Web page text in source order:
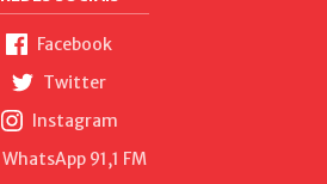
Facebook
Twitter
Instagram
WhatsApp 91,1 FM